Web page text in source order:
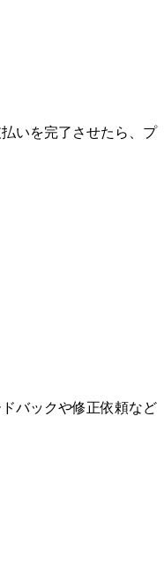
いを完了させたら、プ
バックや修正依頼など